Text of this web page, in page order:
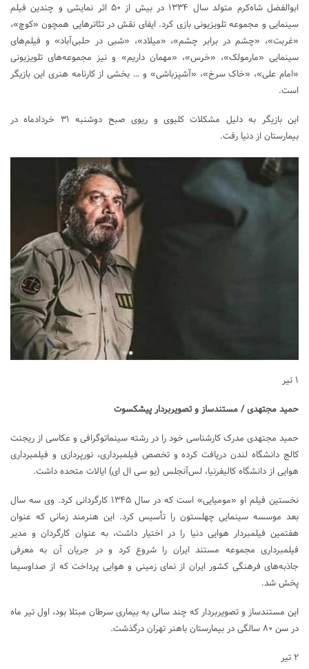
ابوالفضل شاه‌کرم متولد سال ۱۳۳۴ در بیش از ۵۰ اثر نمایشی و چندین فیلم
سینمایی و مجموعه تلویزیونی بازی کرد. ایفای نقش در تئاترهایی همچون «کوچ»،
«غربت»، «چشم در برابر چشم»، «میلاد»، «شبی در حلبی‌آباد» و فیلم‌های
سینمایی «مارمولک»، «خرس»، «مهمان داریم» و نیز مجموعه‌های تلویزیونی
«امام علی»، «خاک سرخ»، «آشپزباشی» و … بخشی از کارنامه هنری این بازیگر
است.
این بازیگر به دلیل مشکلات کلیوی و ریوی صبح دوشنبه ۳۱ خردادماه در
بیمارستان از دنیا رفت.
۱ تیر
حمید مجتهدی / مستندساز و تصویربردار پیشکسوت
حمید مجتهدی مدرک کارشناسی خود را در رشته سینماتوگرافی و عکاسی از ریجنت
کالج دانشگاه لندن دریافت کرده‌ و تخصص فیلمبرداری، نورپردازی و فیلمبرداری
هوایی از دانشگاه کالیفرنیا، لس‌آنجلس (یو سی ال ای) ایالات متحده داشت.
نخستین فیلم او «مومیایی» است که در سال ۱۳۴۵ کارگردانی کرد. وی سه سال
بعد موسسه سینمایی چهلستون را تأسیس کرد. این هنرمند زمانی که عنوان
هفتمین فیلمبردار هوایی دنیا را در اختیار داشت، به عنوان کارگردان و مدیر
فیلمبرداری مجموعه مستند ایران را شروع کرد و در جریان آن به معرفی
جاذبه‌های فرهنگی کشور ایران از نمای زمینی و هوایی پرداخت که از صداوسیما
پخش شد.
این مستندساز و تصویربردار که چند سالی به بیماری سرطان مبتلا بود، اول تیر ماه
در سن ۸۰ سالگی در بیمارستان باهنر تهران درگذشت.
۲ تیر